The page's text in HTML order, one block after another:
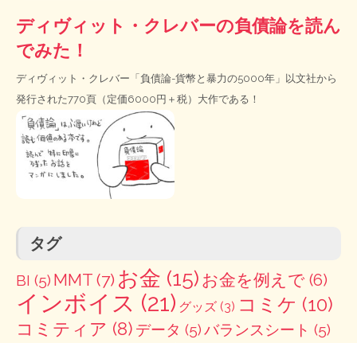
ディヴィット・クレバーの負債論を読ん
でみた！
ディヴィット・クレバー「負債論-貨幣と暴力の5000年」以文社から
発行された770頁（定価6000円＋税）大作である！
タグ
BI (5) MMT (7) お金 (15) お金を例えで (6)
インボイス (21) グッズ (3) コミケ (10)
コミティア (8) データ (5)バランスシート (5)